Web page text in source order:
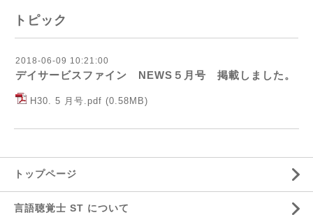
トピック
2018-06-09 10:21:00
デイサービスファイン NEWS５月号 掲載しました。
H30. 5 月号.pdf (0.58MB)
トップページ
言語聴覚士 ST について